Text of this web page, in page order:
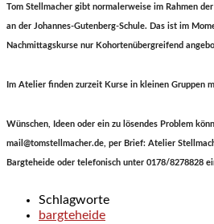
Tom Stellmacher gibt normalerweise im Rahmen
an der Johannes-Gutenberg-Schule. Das ist im
Nachmittagskurse nur Kohortenübergreifend
Im Atelier finden zurzeit Kurse in kleinen Gruppen
Wünschen, Ideen oder ein zu lösendes Problem
mail@tomstellmacher.de, per Brief: Atelier
Bargteheide oder telefonisch unter 0178/8278828
Schlagworte
bargteheide